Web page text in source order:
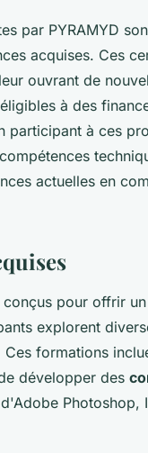
par PYRAMYD
acquises. Ces
ouvrant de
à des
participant à ces
actuelles en
conçus pour offrir un
explorent
formations
développer des
Photoshop,